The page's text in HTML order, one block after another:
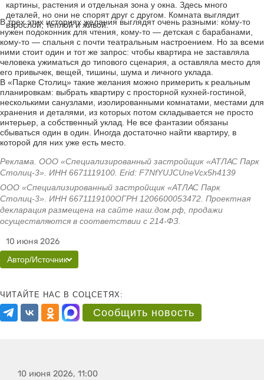
картины, растения и отдельная зона у окна. Здесь много
деталей, но они не спорят друг с другом. Комната выглядит
взрослой, теплой и живой.
В трех этих историях желания выглядят очень разными: кому-то
нужен подоконник для чтения, кому-то — детская с барабанами,
кому-то — спальня с почти театральным настроением. Но за всеми
ними стоит один и тот же запрос: чтобы квартира не заставляла
человека ужиматься до типового сценария, а оставляла место для
его привычек, вещей, тишины, шума и личного уклада.
В «Парке Столиц» такие желания можно примерить к реальным
планировкам: выбрать квартиру с просторной кухней-гостиной,
несколькими санузлами, изолированными комнатами, местами для
хранения и деталями, из которых потом складывается не просто
интерьер, а собственный уклад. Не все фантазии обязаны
сбываться один в один. Иногда достаточно найти квартиру, в
которой для них уже есть место.
Реклама. ООО «Специализированный застройщик «АТЛАС Парк
Столиц-3». ИНН 6671119100. Erid: F7NfYUJCUneVcx5h4139
ООО «Специализированный застройщик «АТЛАС Парк
Столиц-3». ИНН 6671119100ОГРН 1206600053472. Проектная
декларация размещена на сайте наш.дом.рф, продажи
осуществляются в соответствии с 214-ФЗ.
10 июня 2026
Автор/Источник
ЧИТАЙТЕ НАС В СОЦСЕТЯХ:
Сообщить новость
10 июня 2026, 11:00